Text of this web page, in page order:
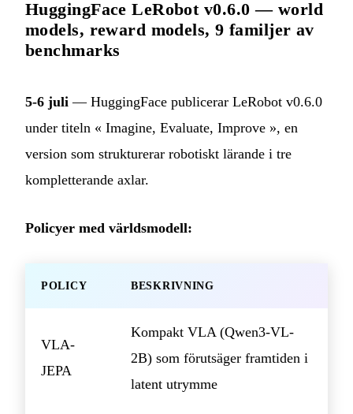
HuggingFace LeRobot v0.6.0 — world
models, reward models, 9 familjer av
benchmarks
5-6 juli — HuggingFace publicerar LeRobot v0.6.0
under titeln « Imagine, Evaluate, Improve », en
version som strukturerar robotiskt lärande i tre
kompletterande axlar.
Policyer med världsmodell:
POLICY BESKRIVNING
VLA-
JEPA
Kompakt VLA (Qwen3-VL-
2B) som förutsäger framtiden i
latent utrymme